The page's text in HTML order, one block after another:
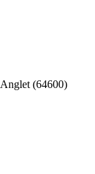
Anglet (64600)